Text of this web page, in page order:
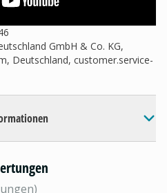
GmbH & Co. KG,
Deutschland, customer.service-
)